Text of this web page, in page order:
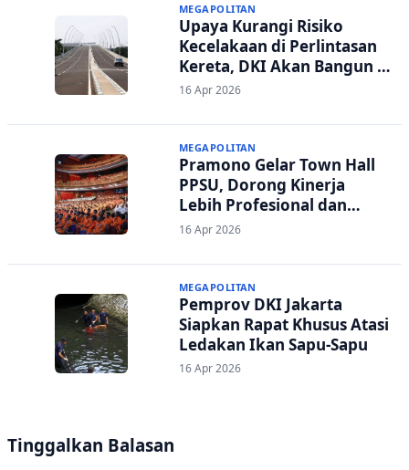
MEGAPOLITAN
Upaya Kurangi Risiko
Kecelakaan di Perlintasan
Kereta, DKI Akan Bangun 2
Flyover Baru
16 Apr 2026
MEGAPOLITAN
Pramono Gelar Town Hall
PPSU, Dorong Kinerja
Lebih Profesional dan
Transparan
16 Apr 2026
MEGAPOLITAN
Pemprov DKI Jakarta
Siapkan Rapat Khusus Atasi
Ledakan Ikan Sapu-Sapu
16 Apr 2026
Tinggalkan Balasan